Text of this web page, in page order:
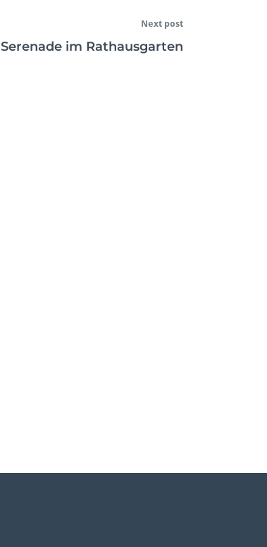
Next post
Serenade im Rathausgarten